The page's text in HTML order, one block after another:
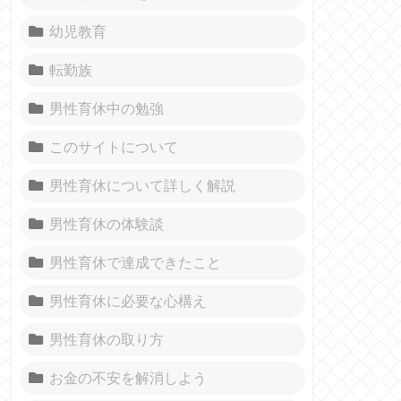
幼児教育
転勤族
男性育休中の勉強
このサイトについて
男性育休について詳しく解説
男性育休の体験談
男性育休で達成できたこと
男性育休に必要な心構え
男性育休の取り方
お金の不安を解消しよう